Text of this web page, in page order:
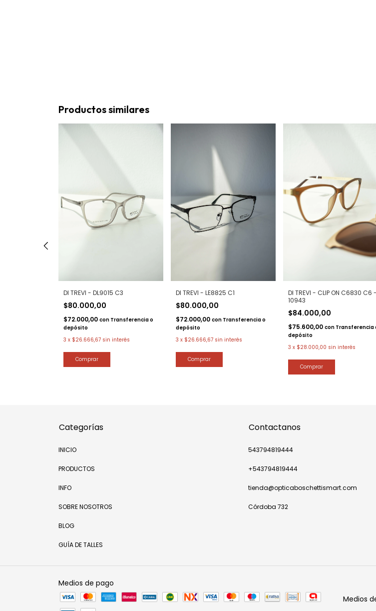
Productos similares
DI TREVI - DL9015 C3
$80.000,00
$72.000,00 con Transferencia o
depósito
3 x $26.666,67 sin interés
DI TREVI - LE8825 C1
$80.000,00
$72.000,00 con Transferencia o
depósito
3 x $26.666,67 sin interés
DI TREVI - CLIP ON C6830 C6 -
10943
$84.000,00
$75.600,00 con Transferencia
depósito
3 x $28.000,00 sin interés
Categorías
INICIO
PRODUCTOS
INFO
SOBRE NOSOTROS
BLOG
GUÍA DE TALLES
Contactanos
543794819444
+543794819444
tienda@opticaboschettismart.com
Córdoba 732
Medios de pago
Medios